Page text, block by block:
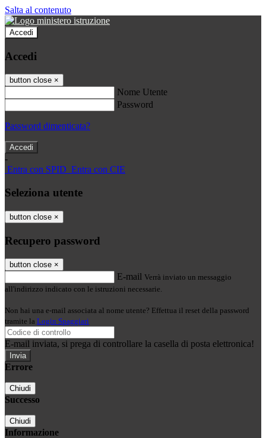
Salta al contenuto
Accedi
Accedi
button close ×
Nome Utente
Password
Password dimenticata?
-
Entra con SPID Entra con CIE
Seleziona utente
button close ×
Recupero password
button close ×
E-mail Verrà inviato un messaggio
all'indirizzo indicato con le istruzioni necessarie.
Non hai una e-mail associata al nome utente? Effettua il reset della password
tramite la Login Spaggiari
E-mail inviata, si prega di controllare la casella di posta elettronica!
Errore
Chiudi
Successo
Chiudi
Informazione